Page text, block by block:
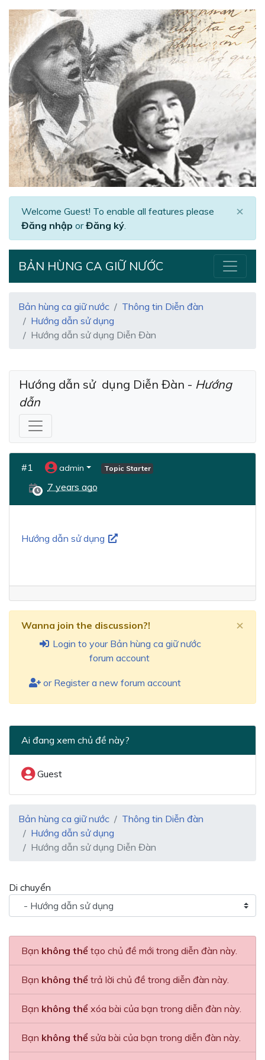
Welcome Guest! To enable all features please
Đăng nhập orĐăng ký.
×
BẢN HÙNG CA GIỮ NƯỚC
Bản hùng ca giữ nước
Thông tin Diễn đàn
Hướng dẫn sử dụng
Hướng dẫn sử dụng Diễn Đàn
Hướng dẫn sử  dụng Diễn Đàn - Hướng
dẫn
#1 admin Topic Starter
7 years ago
Hướng dẫn sử dụng
Wanna join the discussion?!
Login to your Bản hùng ca giữ nước
forum account
or Register a new forum account
×
Ai đang xem chủ đề này?
Guest
Bản hùng ca giữ nước
Thông tin Diễn đàn
Hướng dẫn sử dụng
Hướng dẫn sử dụng Diễn Đàn
Di chuyển
Bạn không thể tạo chủ đề mới trong diễn đàn này.
Bạn không thể trả lời chủ đề trong diễn đàn này.
Bạn không thể xóa bài của bạn trong diễn đàn này.
Bạn không thể sửa bài của bạn trong diễn đàn này.